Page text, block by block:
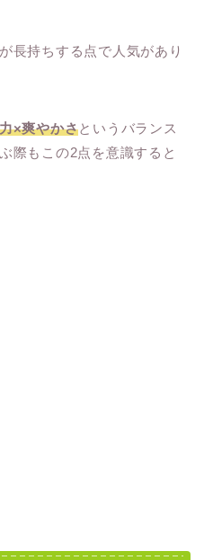
長持ちする点で人気があり
×爽やかさというバランス
際もこの2点を意識すると